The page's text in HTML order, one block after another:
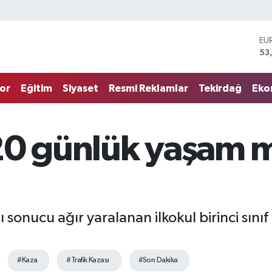
Eğitim Siyaset Resmi Reklamlar Tekirdağ
günlük yaşam
sonucu ağır yaralanan ilkokul birinci
#Kaza #Trafik Kazası #Son Dakika